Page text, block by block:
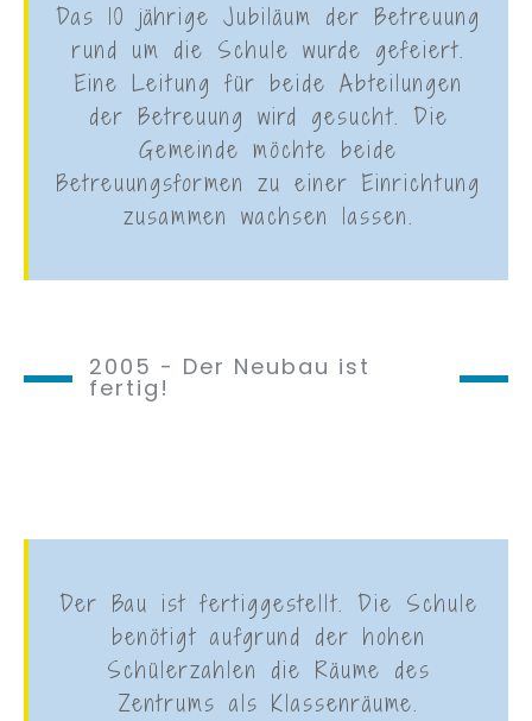
Das 10 jährige Jubiläum der Betreuung
rund um die Schule wurde gefeiert.
Eine Leitung für beide Abteilungen
der Betreuung wird gesucht. Die
Gemeinde möchte beide
Betreuungsformen zu einer Einrichtung
zusammen wachsen lassen.
2005 - Der Neubau ist
fertig!
Der Bau ist fertiggestellt. Die Schule
benötigt aufgrund der hohen
Schülerzahlen die Räume des
Zentrums als Klassenräume.